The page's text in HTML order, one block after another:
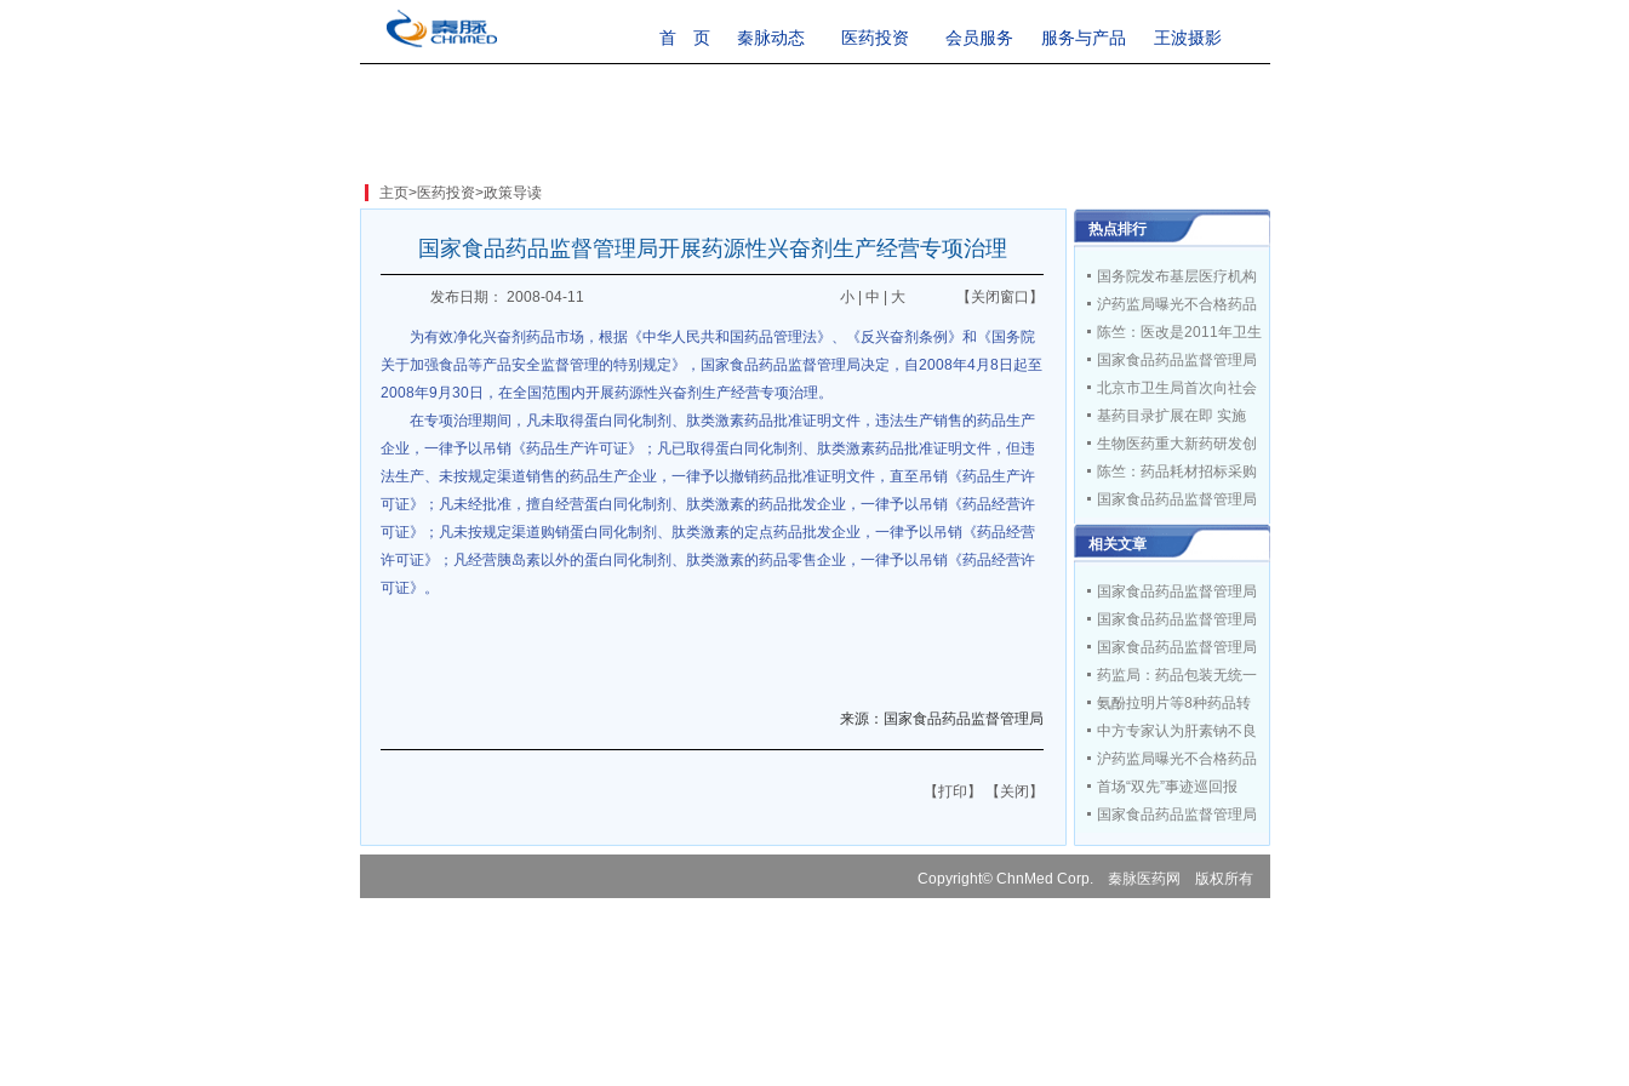
首 页 秦脉动态 医药投资 会员服务 服务与产品 王波摄影
主页>医药投资>政策导读
国家食品药品监督管理局开展药源性兴奋剂生产经营专项治理
发布日期： 2008-04-11 小 中 大 【关闭窗口】
为有效净化兴奋剂药品市场，根据《中华人民共和国药品管理法》、《反兴奋剂条例》和《国务院
关于加强食品等产品安全监督管理的特别规定》，国家食品药品监督管理局决定，自2008年4月8日起至
2008年9月30日，在全国范围内开展药源性兴奋剂生产经营专项治理。
在专项治理期间，凡未取得蛋白同化制剂、肽类激素药品批准证明文件，违法生产销售的药品生产
企业，一律予以吊销《药品生产许可证》；凡已取得蛋白同化制剂、肽类激素药品批准证明文件，但违
法生产、未按规定渠道销售的药品生产企业，一律予以撤销药品批准证明文件，直至吊销《药品生产许
可证》；凡未经批准，擅自经营蛋白同化制剂、肽类激素的药品批发企业，一律予以吊销《药品经营许
可证》；凡未按规定渠道购销蛋白同化制剂、肽类激素的定点药品批发企业，一律予以吊销《药品经营
许可证》；凡经营胰岛素以外的蛋白同化制剂、肽类激素的药品零售企业，一律予以吊销《药品经营许
可证》。
来源：国家食品药品监督管理局
【打印】 【关闭】
热点排行
国务院发布基层医疗机构
沪药监局曝光不合格药品
陈竺：医改是2011年卫生
国家食品药品监督管理局
北京市卫生局首次向社会
基药目录扩展在即 实施
生物医药重大新药研发创
陈竺：药品耗材招标采购
国家食品药品监督管理局
药监局：药品包装无统一
相关文章
国家食品药品监督管理局
国家食品药品监督管理局
国家食品药品监督管理局
药监局：药品包装无统一
氨酚拉明片等8种药品转
中方专家认为肝素钠不良
沪药监局曝光不合格药品
首场“双先”事迹巡回报
国家食品药品监督管理局
邵明立会见美国商务部副
Copyright© ChnMed Corp. 秦脉医药网 版权所有